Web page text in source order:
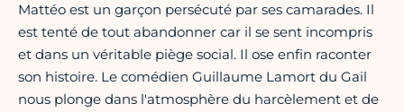
Mattéo est un garçon persécuté par ses camarades. Il
est tenté de tout abandonner car il se sent incompris
et dans un véritable piège social. Il ose enfin raconter
son histoire. Le comédien Guillaume Lamort du Gail
nous plonge dans l'atmosphère du harcèlement et de